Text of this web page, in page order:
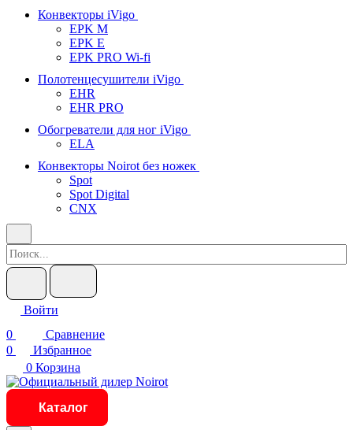
Конвекторы iVigo
EPK M
EPK E
EPK PRO Wi-fi
Полотенцесушители iVigo
EHR
EHR PRO
Обогреватели для ног iVigo
ELA
Конвекторы Noirot без ножек
Spot
Spot Digital
CNX
Войти
0
Сравнение
0
Избранное
0 Корзина
Каталог